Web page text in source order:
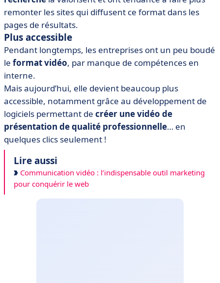
remonter les sites qui diffusent ce format dans les
pages de résultats.
Plus accessible
Pendant longtemps, les entreprises ont un peu boudé
le format vidéo, par manque de compétences en
interne.
Mais aujourd’hui, elle devient beaucoup plus
accessible, notamment grâce au développement de
logiciels permettant de créer une vidéo de
présentation de qualité professionnelle… en
quelques clics seulement !
Lire aussi
Communication vidéo : l’indispensable outil marketing
pour conquérir le web